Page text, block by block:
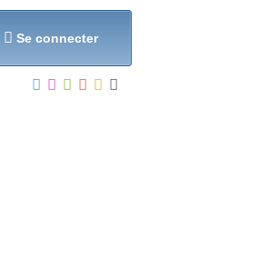
 Se connecter